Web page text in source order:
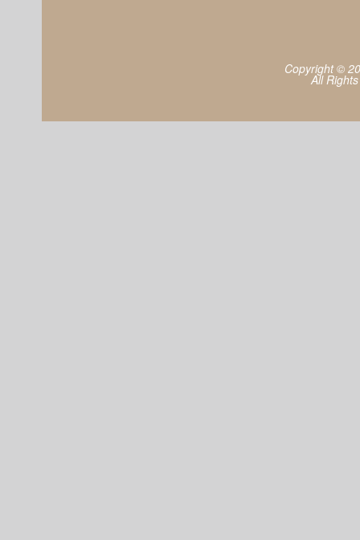
Copyright ©
All